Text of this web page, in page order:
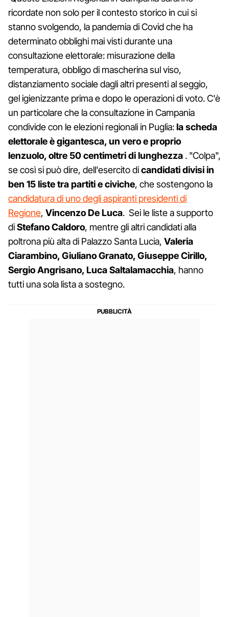
ricordate non solo per il contesto storico in cui si
stanno svolgendo, la pandemia di Covid che ha
determinato obblighi mai visti durante una
consultazione elettorale: misurazione della
temperatura, obbligo di mascherina sul viso,
distanziamento sociale dagli altri presenti al seggio,
gel igienizzante prima e dopo le operazioni di voto. C'è
un particolare che la consultazione in Campania
condivide con le elezioni regionali in Puglia:la scheda
elettorale è gigantesca, un vero e proprio
lenzuolo, oltre 50 centimetri di lunghezza . "Colpa",
se così si può dire, dell'esercito dicandidati divisi in
ben 15 liste tra partiti e civiche, che sostengono la
candidatura di uno degli aspiranti presidenti di
Regione, Vincenzo De Luca. Sei le liste a supporto
diStefano Caldoro, mentre gli altri candidati alla
poltrona più alta di Palazzo Santa Lucia, Valeria
Ciarambino, Giuliano Granato, Giuseppe Cirillo,
Sergio Angrisano, Luca Saltalamacchia, hanno
tutti una sola lista a sostegno.